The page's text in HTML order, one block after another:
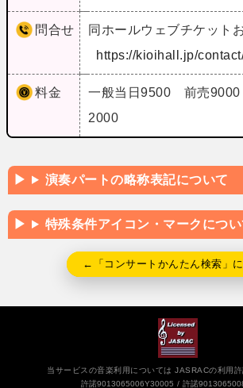
問合せ
同ホールウェブチケット
https://kioihall.jp/
料金
一般当日9500 前売
2000
演奏パートの略称表記について
特殊条件アイコン・マークについ
←「コンサートかんたん検索」
当サービスの音楽利用については JASRACの利用
許諾9013065006Y30005
許諾